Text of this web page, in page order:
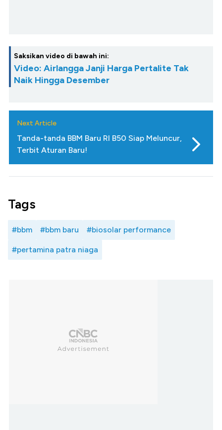
Saksikan video di bawah ini:
Video: Airlangga Janji Harga Pertalite Tak
Naik Hingga Desember
Next Article
Tanda-tanda BBM Baru RI B50 Siap Meluncur,
Terbit Aturan Baru!
Tags
#bbm #bbm baru #biosolar performance
#pertamina patra niaga